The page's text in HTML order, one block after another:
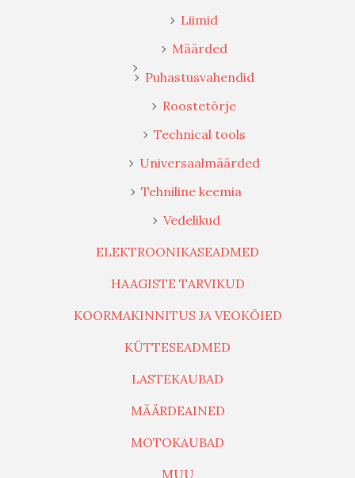
Liimid
Määrded
Puhastusvahendid
Roostetõrje
Technical tools
Universaalmäärded
Tehniline keemia
Vedelikud
ELEKTROONIKASEADMED
HAAGISTE TARVIKUD
KOORMAKINNITUS JA VEOKÖIED
KÜTTESEADMED
LASTEKAUBAD
MÄÄRDEAINED
MOTOKAUBAD
MUU